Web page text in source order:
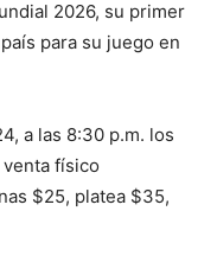
2026, su primer
para su juego en
a las 8:30 p.m. los
físico
$25, platea $35,